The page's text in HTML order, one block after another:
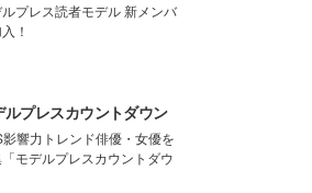
プレス読者モデル 新メンバ
！
ルプレスカウントダウン
響力トレンド俳優・女優を
モデルプレスカウントダウ